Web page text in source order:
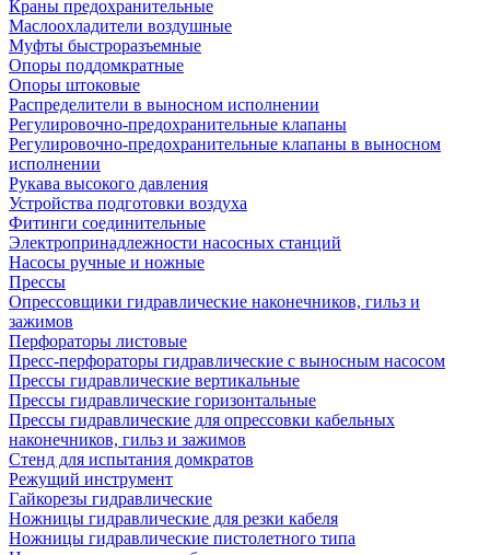
Краны предохранительные
Маслоохладители воздушные
Муфты быстроразъемные
Опоры поддомкратные
Опоры штоковые
Распределители в выносном исполнении
Регулировочно-предохранительные клапаны
Регулировочно-предохранительные клапаны в выносном
исполнении
Рукава высокого давления
Устройства подготовки воздуха
Фитинги соединительные
Электропринадлежности насосных станций
Насосы ручные и ножные
Прессы
Опрессовщики гидравлические наконечников, гильз и
зажимов
Перфораторы листовые
Пресс-перфораторы гидравлические с выносным насосом
Прессы гидравлические вертикальные
Прессы гидравлические горизонтальные
Прессы гидравлические для опрессовки кабельных
наконечников, гильз и зажимов
Стенд для испытания домкратов
Режущий инструмент
Гайкорезы гидравлические
Ножницы гидравлические для резки кабеля
Ножницы гидравлические пистолетного типа